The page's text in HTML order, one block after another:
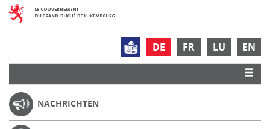
DE FR LU EN
NACHRICHTEN